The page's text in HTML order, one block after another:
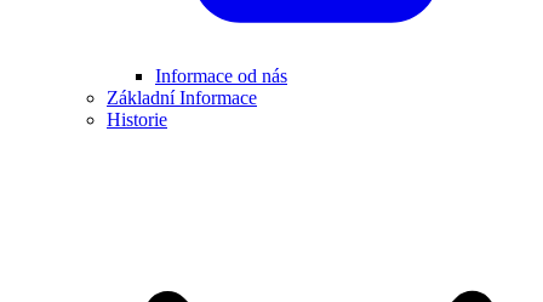
Informace od nás
Základní Informace
Historie